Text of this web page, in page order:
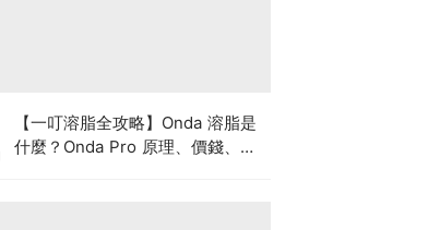
【一叮溶脂全攻略】Onda 溶脂是
什麼？Onda Pro 原理、價錢、次